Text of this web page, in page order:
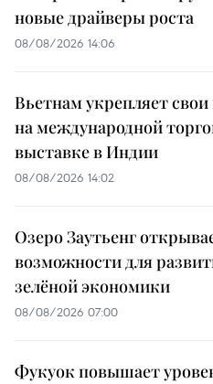
новые драйверы роста
08/08/2026 14:06
Вьетнам укрепляет
на международной
выставке в Индии
08/08/2026 14:02
Озеро Заутьенг
возможности для
зелёной экономики
08/08/2026 07:00
Фукуок повышает